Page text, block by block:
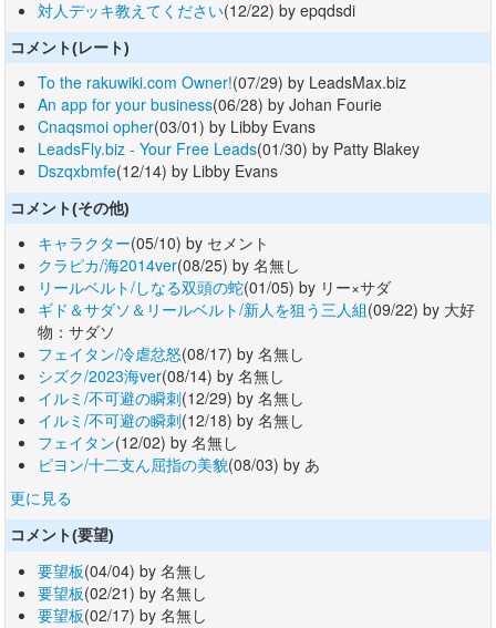
対人デッキ教えてください(12/22) by epqdsdi
コメント(レート)
To the rakuwiki.com Owner!(07/29) by LeadsMax.biz
An app for your business(06/28) by Johan Fourie
Cnaqsmoi opher(03/01) by Libby Evans
LeadsFly.biz - Your Free Leads(01/30) by Patty Blakey
Dszqxbmfe(12/14) by Libby Evans
コメント(その他)
キャラクター(05/10) by セメント
クラピカ/海2014ver(08/25) by 名無し
リールベルト/しなる双頭の蛇(01/05) by リー×サダ
ギド＆サダソ＆リールベルト/新人を狙う三人組(09/22) by 大好
物：サダソ
フェイタン/冷虐忿怒(08/17) by 名無し
シズク/2023海ver(08/14) by 名無し
イルミ/不可避の瞬刺(12/29) by 名無し
イルミ/不可避の瞬刺(12/18) by 名無し
フェイタン(12/02) by 名無し
ピヨン/十二支ん屈指の美貌(08/03) by あ
更に見る
コメント(要望)
要望板(04/04) by 名無し
要望板(02/21) by 名無し
要望板(02/17) by 名無し